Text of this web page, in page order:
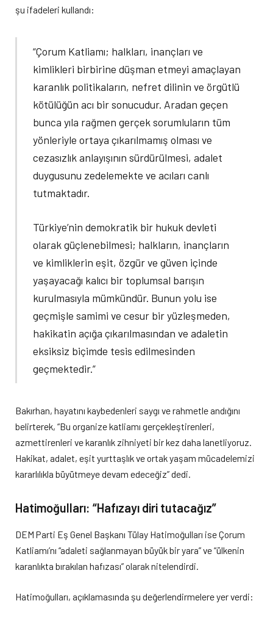
şu ifadeleri kullandı:
“Çorum Katliamı; halkları, inançları ve
kimlikleri birbirine düşman etmeyi amaçlayan
karanlık politikaların, nefret dilinin ve örgütlü
kötülüğün acı bir sonucudur. Aradan geçen
bunca yıla rağmen gerçek sorumluların tüm
yönleriyle ortaya çıkarılmamış olması ve
cezasızlık anlayışının sürdürülmesi, adalet
duygusunu zedelemekte ve acıları canlı
tutmaktadır.
Türkiye’nin demokratik bir hukuk devleti
olarak güçlenebilmesi; halkların, inançların
ve kimliklerin eşit, özgür ve güven içinde
yaşayacağı kalıcı bir toplumsal barışın
kurulmasıyla mümkündür. Bunun yolu ise
geçmişle samimi ve cesur bir yüzleşmeden,
hakikatin açığa çıkarılmasından ve adaletin
eksiksiz biçimde tesis edilmesinden
geçmektedir.”
Bakırhan, hayatını kaybedenleri saygı ve rahmetle andığını
belirterek, “Bu organize katliamı gerçekleştirenleri,
azmettirenleri ve karanlık zihniyeti bir kez daha lanetliyoruz.
Hakikat, adalet, eşit yurttaşlık ve ortak yaşam mücadelemizi
kararlılıkla büyütmeye devam edeceğiz” dedi.
Hatimoğulları: “Hafızayı diri tutacağız”
DEM Parti Eş Genel Başkanı Tülay Hatimoğulları ise Çorum
Katliamı’nı “adaleti sağlanmayan büyük bir yara” ve “ülkenin
karanlıkta bırakılan hafızası” olarak nitelendirdi.
Hatimoğulları, açıklamasında şu değerlendirmelere yer verdi: